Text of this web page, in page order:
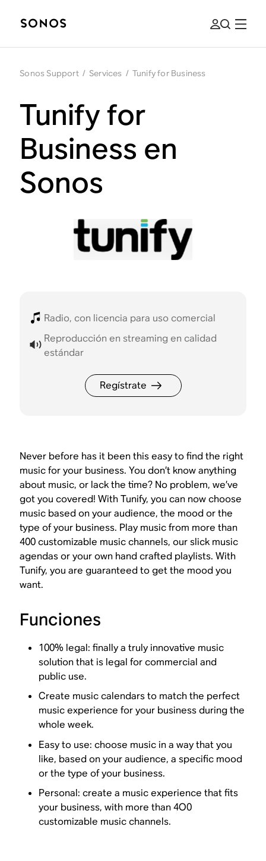
Sonos Support / Services / Tunify for Business
Tunify for
Business en
Sonos
Radio, con licencia para uso comercial
Reproducción en streaming en calidad
estándar
Regístrate
Never before has it been this easy to find the right
music for your business. You don’t know anything
about music, or lack the time? No problem, we’ve
got you covered! With Tunify, you can now choose
music based on your audience, the mood or the
type of your business. Play music from more than
400 customizable music channels, our slick music
agendas or your own hand crafted playlists. With
Tunify, you are guaranteed to get the mood you
want.
Funciones
100% legal: finally a truly innovative music
solution that is legal for commercial and
public use.
Create music calendars to match the perfect
music experience for your business during the
whole week.
Easy to use: choose music in a way that you
like, based on your audience, a specific mood
or the type of your business.
Personal: create a music experience that fits
your business, with more than 4O0
customizable music channels.